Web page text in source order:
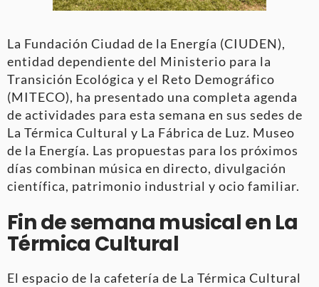
La Fundación Ciudad de la Energía (CIUDEN),
entidad dependiente del Ministerio para la
Transición Ecológica y el Reto Demográfico
(MITECO), ha presentado una completa agenda
de actividades para esta semana en sus sedes de
La Térmica Cultural y La Fábrica de Luz. Museo
de la Energía. Las propuestas para los próximos
días combinan música en directo, divulgación
científica, patrimonio industrial y ocio familiar.
Fin de semana musical en La
Térmica Cultural
El espacio de la cafetería de La Térmica Cultural